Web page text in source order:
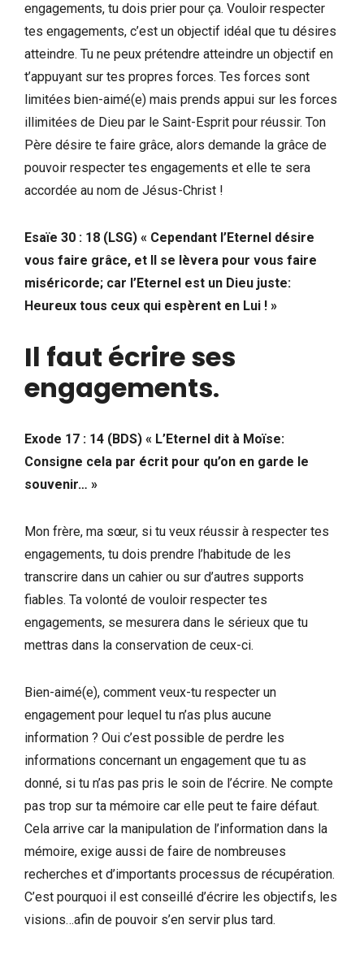
engagements, tu dois prier pour ça. Vouloir respecter
tes engagements, c’est un objectif idéal que tu désires
atteindre. Tu ne peux prétendre atteindre un objectif en
t’appuyant sur tes propres forces. Tes forces sont
limitées bien-aimé(e) mais prends appui sur les forces
illimitées de Dieu par le Saint-Esprit pour réussir. Ton
Père désire te faire grâce, alors demande la grâce de
pouvoir respecter tes engagements et elle te sera
accordée au nom de Jésus-Christ !
Esaïe 30 : 18 (LSG) « Cependant l’Eternel désire
vous faire grâce, et Il se lèvera pour vous faire
miséricorde; car l’Eternel est un Dieu juste:
Heureux tous ceux qui espèrent en Lui ! »
Il faut écrire ses
engagements.
Exode 17 : 14 (BDS) « L’Eternel dit à Moïse:
Consigne cela par écrit pour qu’on en garde le
souvenir… »
Mon frère, ma sœur, si tu veux réussir à respecter tes
engagements, tu dois prendre l’habitude de les
transcrire dans un cahier ou sur d’autres supports
fiables. Ta volonté de vouloir respecter tes
engagements, se mesurera dans le sérieux que tu
mettras dans la conservation de ceux-ci.
Bien-aimé(e), comment veux-tu respecter un
engagement pour lequel tu n’as plus aucune
information ? Oui c’est possible de perdre les
informations concernant un engagement que tu as
donné, si tu n’as pas pris le soin de l’écrire. Ne compte
pas trop sur ta mémoire car elle peut te faire défaut.
Cela arrive car la manipulation de l’information dans la
mémoire, exige aussi de faire de nombreuses
recherches et d’importants processus de récupération.
C’est pourquoi il est conseillé d’écrire les objectifs, les
visions…afin de pouvoir s’en servir plus tard.